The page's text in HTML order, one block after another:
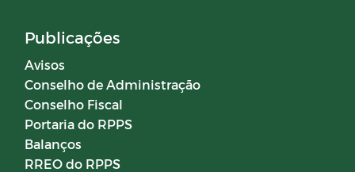
Publicações
Avisos
Conselho de Administração
Conselho Fiscal
Portaria do RPPS
Balanços
RREO do RPPS